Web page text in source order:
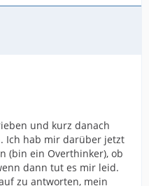
und kurz danach
Ich hab mir darüber jetzt
(bin ein Overthinker), ob
dann tut es mir leid.
zu antworten, mein